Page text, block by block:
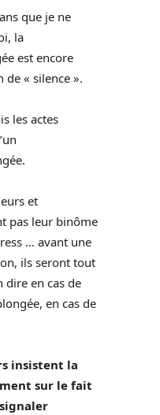
que je ne
la
est encore
de « silence ».
les actes
et
pas leur binôme
… avant une
ils seront tout
dire en cas de
en cas de
insistent la
sur le fait